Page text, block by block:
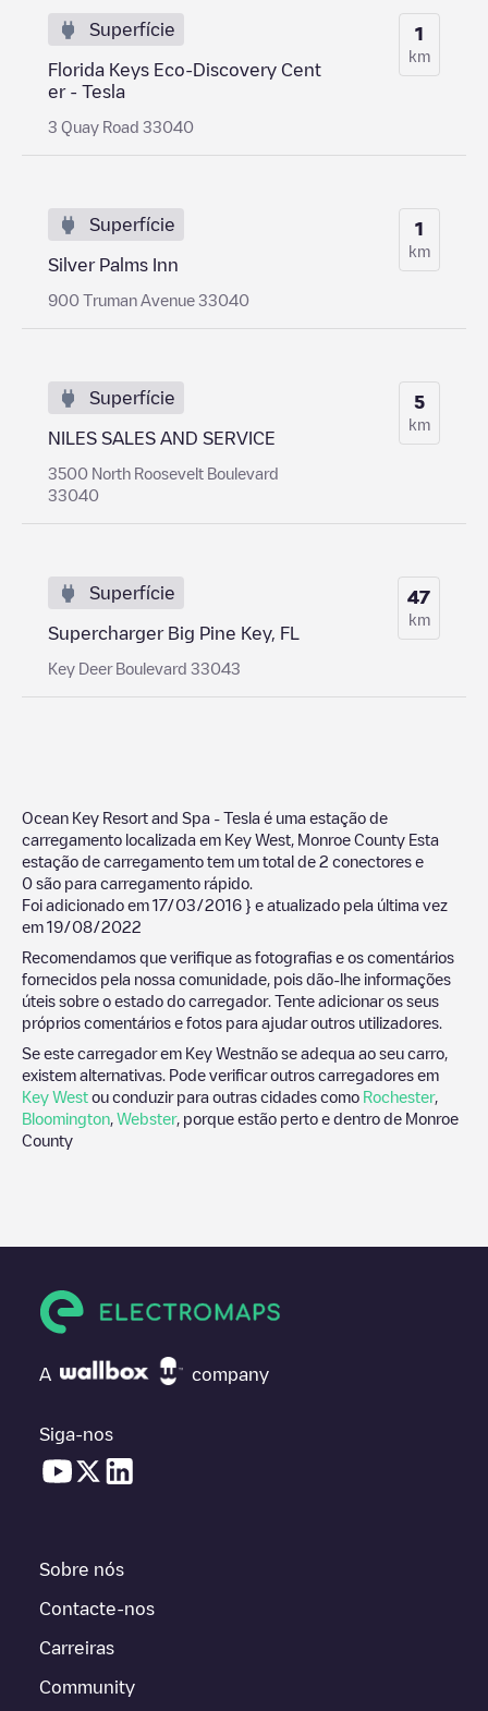
Superfície
Florida Keys Eco-Discovery Cent
er - Tesla
3 Quay Road 33040
1
km
Superfície
Silver Palms Inn
900 Truman Avenue 33040
1
km
Superfície
NILES SALES AND SERVICE
3500 North Roosevelt Boulevard
33040
5
km
Superfície
Supercharger Big Pine Key, FL
Key Deer Boulevard 33043
47
km
Ocean Key Resort and Spa - Tesla é uma estação de
carregamento localizada em Key West Monroe County Esta
estação de carregamento tem um total de 2 conectores e
0 são para carregamento rápido.
Foi adicionado em 17/03/2016 } e atualizado pela última vez
em 19/08/2022
Recomendamos que verifique as fotografias e os comentários
fornecidos pela nossa comunidade, pois dão-lhe informações
úteis sobre o estado do carregador. Tente adicionar os seus
próprios comentários e fotos para ajudar outros utilizadores.
Se este carregador em Key Westnão se adequa ao seu carro,
existem alternativas. Pode verificar outros carregadores em
Key West ou conduzir para outras cidades como Rochester,
Bloomington Webster, porque estão perto e dentro de Monroe
County
A company
Siga-nos
Sobre nós
Contacte-nos
Carreiras
Community